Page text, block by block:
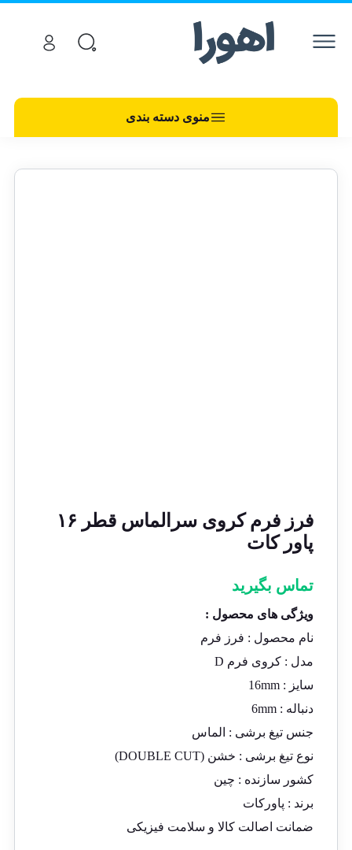
منوی دسته بندی
فرز فرم کروی سرالماس قطر ۱۶
پاور کات
تماس بگیرید
ویژگی های محصول :
نام محصول : فرز فرم
مدل : کروی فرم D
سایز : 16 mm
دنباله : 6mm
جنس تیغ برشی : الماس
نوع تیغ برشی : خشن (DOUBLE CUT)
کشور سازنده : چین
برند : پاورکات
ضمانت اصالت کالا و سلامت فیزیکی